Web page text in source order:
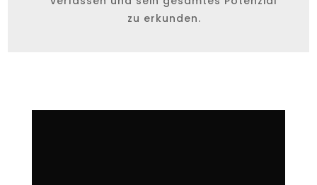
zu erkunden.